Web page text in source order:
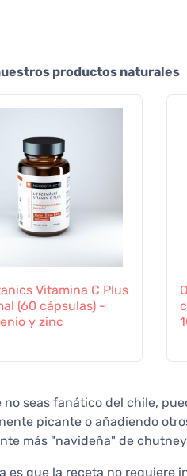
productos naturales
Vitamina C Plus
(60 cápsulas) -
y zinc
no seas fanático del chile,
picante o añadiendo
más "navideña" de
es que la receta no requiere